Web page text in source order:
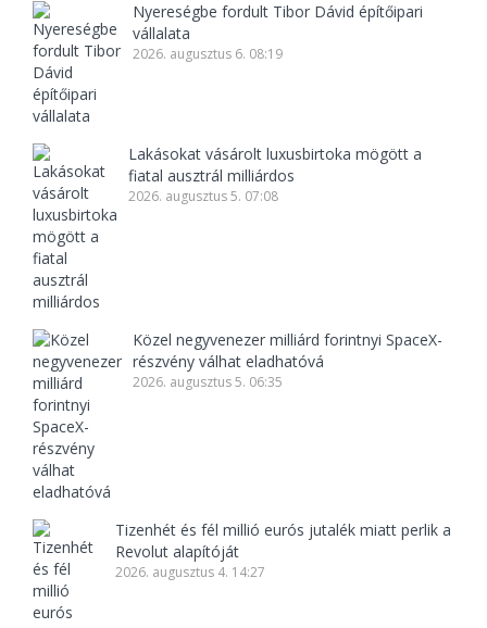
Nyereségbe fordult Tibor Dávid építőipari
vállalata
2026. augusztus 6. 08:19
Lakásokat vásárolt luxusbirtoka mögött a
fiatal ausztrál milliárdos
2026. augusztus 5. 07:08
Közel negyvenezer milliárd forintnyi SpaceX-
részvény válhat eladhatóvá
2026. augusztus 5. 06:35
Tizenhét és fél millió eurós jutalék miatt perlik a
Revolut alapítóját
2026. augusztus 4. 14:27